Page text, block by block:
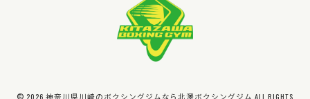
© 2026 神奈川県川崎のボクシングジムなら北澤ボクシングジム ALL RIGHTS